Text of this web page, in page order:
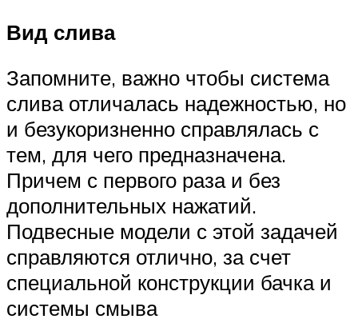
Вид слива
Запомните, важно чтобы система
слива отличалась надежностью, но
и безукоризненно справлялась с
тем, для чего предназначена.
Причем с первого раза и без
дополнительных нажатий.
Подвесные модели с этой задачей
справляются отлично, за счет
специальной конструкции бачка и
системы смыва